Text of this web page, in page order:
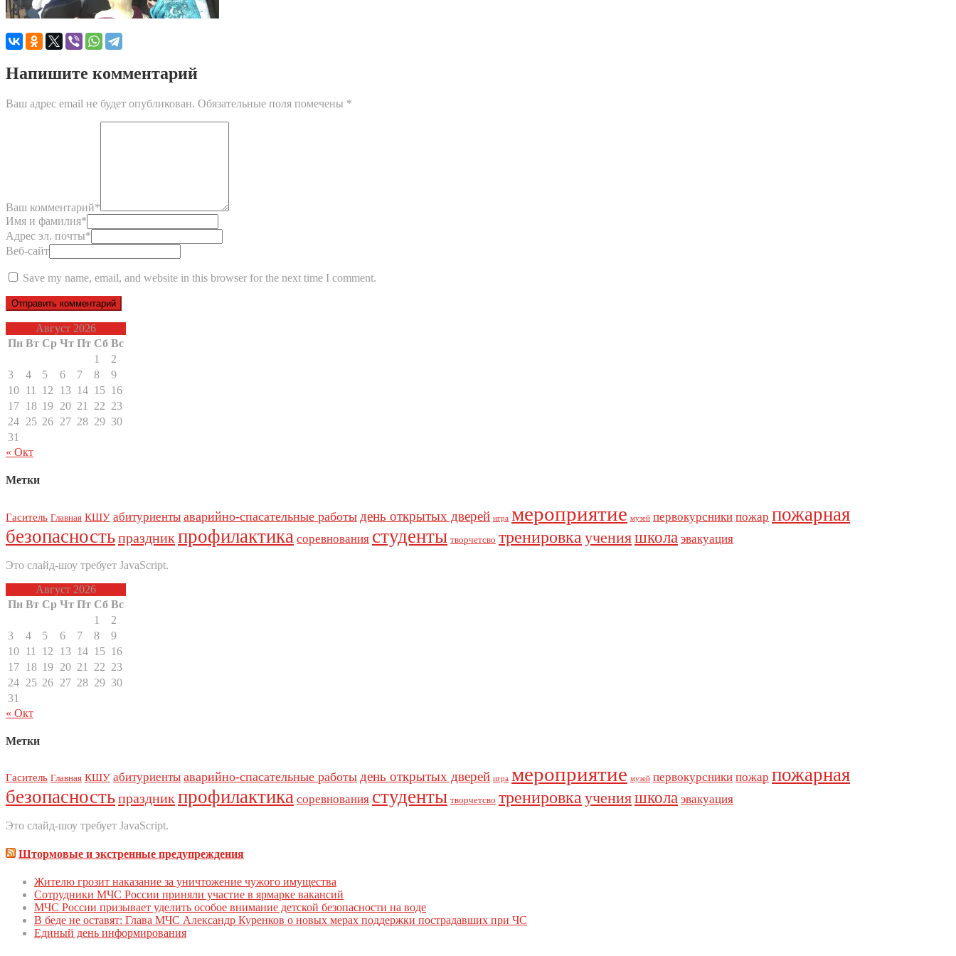
Напишите комментарий
Ваш адрес email не будет опубликован. Обязательные поля помечены *
Ваш комментарий*
Имя и фамилия*
Адрес эл. почты*
Веб-сайт
Save my name, email, and website in this browser for the next time I comment.
Август 2026
Пн Вт Ср Чт Пт Сб Вс
1
2
3
4 5 6 7 8
9
10 11 12 13 14 15 16
17 18 19 20 21 22 23
24 25 26 27 28 29 30
31
« Окт
Метки
Гаситель Главная КШУ абитуриенты аварийно-спасательные работы день открытых дверей игра мероприятие музей первокурсники пожар пожарная
безопасностьпраздникпрофилактика соревнования студенты творчетсво тренировка ученияшкола эвакуация
Это слайд-шоу требует JavaScript.
Август 2026
Пн Вт Ср Чт Пт Сб Вс
1
2
3
4 5 6 7 8
9
10 11 12 13 14 15 16
17 18 19 20 21 22 23
24 25 26 27 28 29 30
31
« Окт
Метки
Гаситель Главная КШУ абитуриенты аварийно-спасательные работы день открытых дверей игра мероприятие музей первокурсники пожар пожарная
безопасностьпраздникпрофилактика соревнования студенты творчетсво тренировкаученияшкола эвакуация
Это слайд-шоу требует JavaScript.
Штормовые и экстренные предупреждения
Жителю грозит наказание за уничтожение чужого имущества
Сoтрудники МЧС Рoссии приняли участие в ярмарке вакансий
МЧС России призывает уделить особое внимание детской безопасности на воде
В беде не оставят: Глава МЧС Александр Куренков о новых мерах поддержки пострадавших при ЧС
Единый день инфoрмирoвания